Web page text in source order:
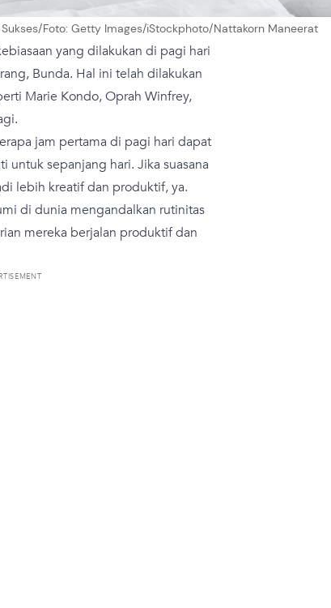
Foto: Getty Images/iStockphoto/Nattakorn Maneerat
yang dilakukan di pagi hari
Bunda. Hal ini telah dilakukan
Marie Kondo, Oprah Winfrey,
jam pertama di pagi hari dapat
untuk sepanjang hari. Jika suasana
lebih kreatif dan produktif, ya.
di dunia mengandalkan rutinitas
mereka berjalan produktif dan